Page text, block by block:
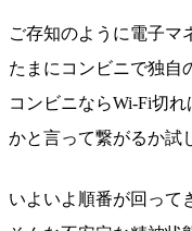
ご存知のように電子マ
たまにコンビニで独自
コンビニならWi-Fi切
かと言って繋がるか試
いよいよ順番が回って